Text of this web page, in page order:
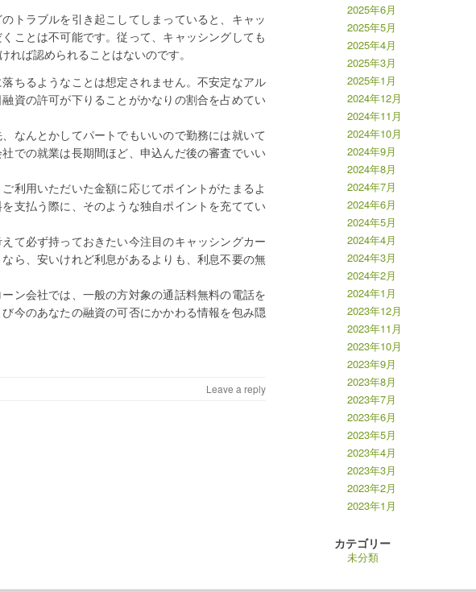
トラブルを引き起こしてしまっていると、キャッ
ことは不可能です。従って、キャッシングしても
れば認められることはないのです。
ちるようなことは想定されません。不安定なアル
資の許可が下りることがかなりの割合を占めてい
なんとかしてパートでもいいので勤務には就いて
での就業は長期間ほど、申込んだ後の審査でいい
利用いただいた金額に応じてポイントがたまるよ
支払う際に、そのような独自ポイントを充ててい
て必ず持っておきたい今注目のキャッシングカー
ら、安いけれど利息があるよりも、利息不要の無
ン会社では、一般の方対象の通話料無料の電話を
今のあなたの融資の可否にかかわる情報を包み隠
Leave a reply
2025年6月
2025年5月
2025年4月
2025年3月
2025年1月
2024年12月
2024年11月
2024年10月
2024年9月
2024年8月
2024年7月
2024年6月
2024年5月
2024年4月
2024年3月
2024年2月
2024年1月
2023年12月
2023年11月
2023年10月
2023年9月
2023年8月
2023年7月
2023年6月
2023年5月
2023年4月
2023年3月
2023年2月
2023年1月
カテゴリー
未分類